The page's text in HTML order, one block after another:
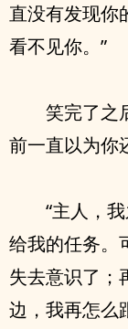
直没有发现你
看不见你。”
笑完了之
前一直以为你
“主人，
给我的任务。
失去意识了；
边，我再怎么